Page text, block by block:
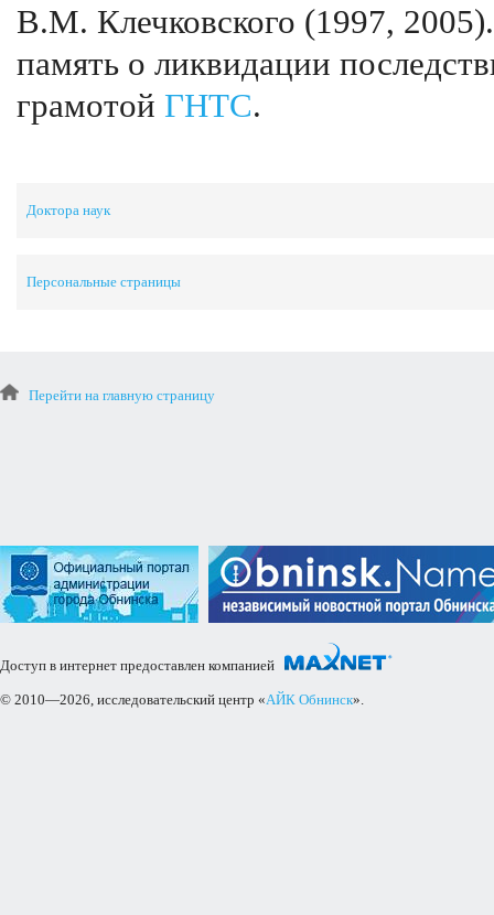
В.М. Клечковского (1997,
память о ликвидации
грамотой ГНТС.
Доктора наук
Персональные страницы
Перейти на главную страницу
Доступ в интернет предоставлен компанией
© 2010—2026, исследовательский центр «АЙК Обнинск».